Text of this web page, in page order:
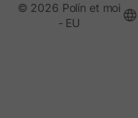
© 2026 Polín et moi
- EU